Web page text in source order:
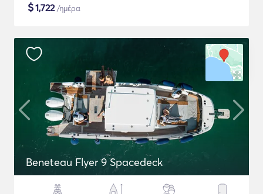
$1,722/ημέρα
Beneteau Flyer 9 Spacedeck